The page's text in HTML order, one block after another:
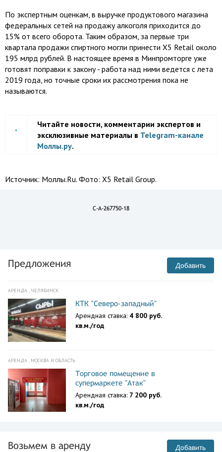
По экспертным оценкам, в выручке продуктового магазина
федеральных сетей на продажу алкоголя приходится до
15% от всего оборота. Таким образом, за первые три
квартала продажи спиртного могли принести X5 Retail около
195 млрд рублей. В настоящее время в Минпромторге уже
готовят поправки к закону - работа над ними ведется с лета
2019 года, но точные сроки их рассмотрения пока не
называются.
Читайте новости, комментарии экспертов и
эксклюзивные материалы в Telegram-канале
Моллы.ру.
Источник: Моллы.Ru. Фото: X5 Retail Group.
C-A-267750-18
Предложения Добавить
АРЕНДА , ЧЕЛЯБИНСК
КТК "Северо-западный"
Арендная ставка: 4 800 руб.
кв.м./год
АРЕНДА , МОСКВА И ОБЛАСТЬ
Торговое помещение в
супермаркете "Атак"
Арендная ставка: 7 200 руб.
кв.м./год
Возьмем в аренду Добавить